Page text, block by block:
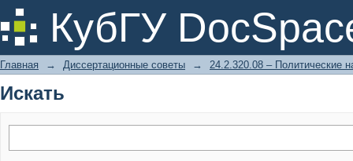
КубГУ
Искать
Главная → Диссертационные советы → 24.2.320.08 – Политические
Искать